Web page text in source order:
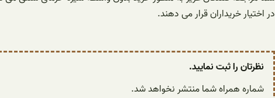
در اختیار خریداران قرار می دهند.
نظرتان را ثبت نمایید.
شماره همراه شما منتشر نخواهد شد.